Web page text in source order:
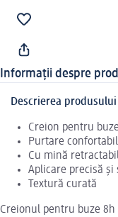
Informații despre
Descrierea produsului
Creion pentru
Purtare
Cu mină
Aplicare precisă și
Textură curată
Creionul pentru buze